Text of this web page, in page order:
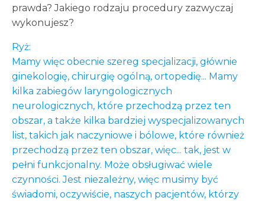
prawda? Jakiego rodzaju procedury zazwyczaj
wykonujesz?
Ryż:
Mamy więc obecnie szereg specjalizacji, głównie
ginekologię, chirurgię ogólną, ortopedię... Mamy
kilka zabiegów laryngologicznych
neurologicznych, które przechodzą przez ten
obszar, a także kilka bardziej wyspecjalizowanych
list, takich jak naczyniowe i bólowe, które również
przechodzą przez ten obszar, więc... tak, jest w
pełni funkcjonalny. Może obsługiwać wiele
czynności. Jest niezależny, więc musimy być
świadomi, oczywiście, naszych pacjentów, którzy